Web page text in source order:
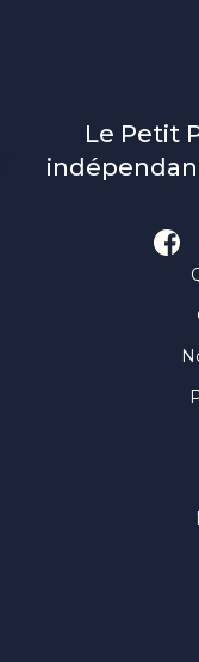
Le Petit